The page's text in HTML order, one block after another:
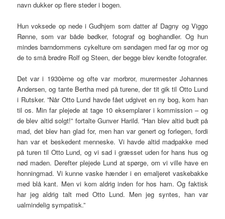
navn dukker op flere steder i bogen.
Hun voksede op nede i Gudhjem som datter af Dagny og Viggo
Rønne, som var både bødker, fotograf og boghandler. Og hun
mindes barndommens cykelture om søndagen med far og mor og
de to små brødre Rolf og Steen, der begge blev kendte fotografer.
Det var i 1930èrne og ofte var morbror, murermester Johannes
Andersen, og tante Bertha med på turene, der tit gik til Otto Lund
i Rutsker. ”Når Otto Lund havde fået udgivet en ny bog, kom han
til os. Min far plejede at tage 10 eksemplarer i kommission – og
de blev altid solgt!” fortalte Gunver Harild. ”Han blev altid budt på
mad, det blev han glad for, men han var genert og forlegen, fordi
han var et beskedent menneske. Vi havde altid madpakke med
på turen til Otto Lund, og vi sad i græsset uden for hans hus og
nød maden. Derefter plejede Lund at spørge, om vi ville have en
honningmad. Vi kunne vaske hænder i en emaljeret vaskebakke
med blå kant. Men vi kom aldrig inden for hos ham. Og faktisk
har jeg aldrig talt med Otto Lund. Men jeg syntes, han var
ualmindelig sympatisk.”